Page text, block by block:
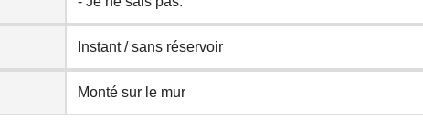
Instant / sans réservoir
Monté sur le mur